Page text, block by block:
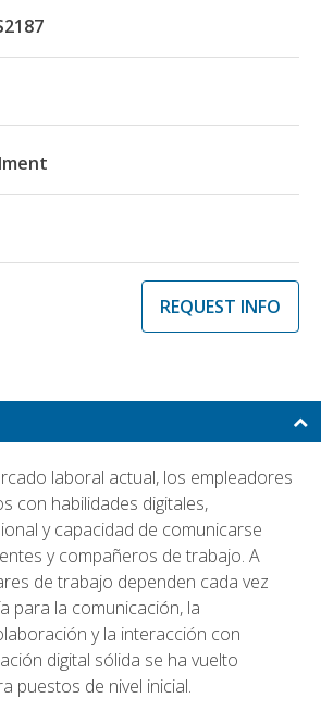
REQUEST INFO
laboral actual, los empleadores
con habilidades digitales,
y capacidad de comunicarse
y compañeros de trabajo. A
de trabajo dependen cada vez
para la comunicación, la
y la interacción con
digital sólida se ha vuelto
puestos de nivel inicial.